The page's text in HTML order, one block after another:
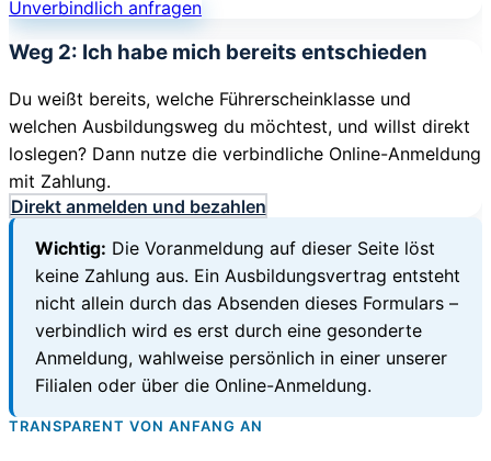
Unverbindlich anfragen
Weg 2: Ich habe mich bereits entschieden
Du weißt bereits, welche Führerscheinklasse und
welchen Ausbildungsweg du möchtest, und willst direkt
loslegen? Dann nutze die verbindliche Online-Anmeldung
mit Zahlung.
Direkt anmelden und bezahlen
Wichtig: Die Voranmeldung auf dieser Seite löst
keine Zahlung aus. Ein Ausbildungsvertrag entsteht
nicht allein durch das Absenden dieses Formulars –
verbindlich wird es erst durch eine gesonderte
Anmeldung, wahlweise persönlich in einer unserer
Filialen oder über die Online-Anmeldung.
TRANSPARENT VON ANFANG AN